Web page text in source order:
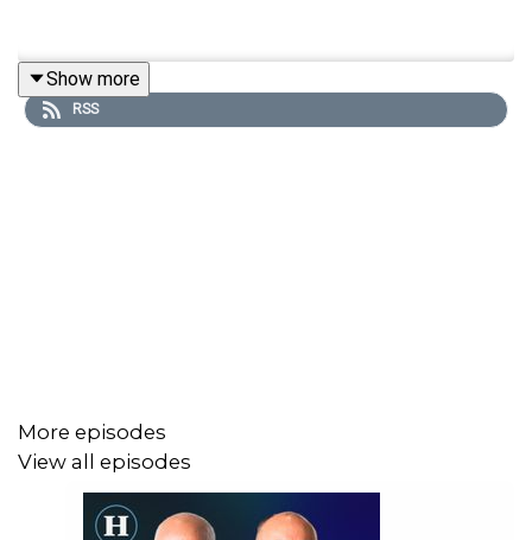
Show more
RSS
More episodes
View all episodes